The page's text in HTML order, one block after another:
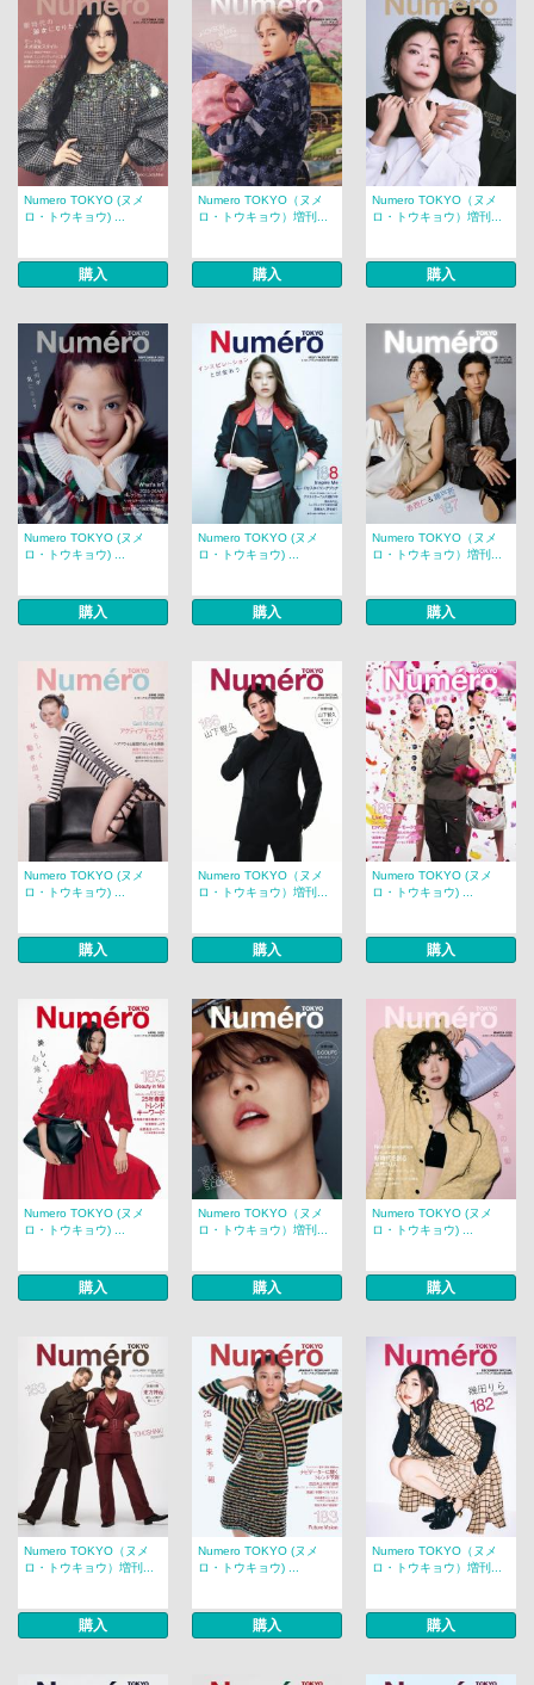
Numero TOKYO (ヌメ
ロ・トウキョウ) ...
購入
Numero TOKYO（ヌメ
ロ・トウキョウ）増刊...
購入
Numero TOKYO（ヌメ
ロ・トウキョウ）増刊...
購入
Numero TOKYO (ヌメ
ロ・トウキョウ) ...
購入
Numero TOKYO (ヌメ
ロ・トウキョウ) ...
購入
Numero TOKYO（ヌメ
ロ・トウキョウ）増刊...
購入
Numero TOKYO (ヌメ
ロ・トウキョウ) ...
購入
Numero TOKYO（ヌメ
ロ・トウキョウ）増刊...
購入
Numero TOKYO (ヌメ
ロ・トウキョウ) ...
購入
Numero TOKYO (ヌメ
ロ・トウキョウ) ...
購入
Numero TOKYO（ヌメ
ロ・トウキョウ）増刊...
購入
Numero TOKYO (ヌメ
ロ・トウキョウ) ...
購入
Numero TOKYO（ヌメ
ロ・トウキョウ）増刊...
購入
Numero TOKYO (ヌメ
ロ・トウキョウ) ...
購入
Numero TOKYO（ヌメ
ロ・トウキョウ）増刊...
購入